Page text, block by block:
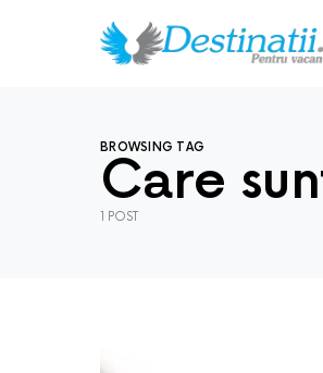
BROWSING TAG
Care
1 POST